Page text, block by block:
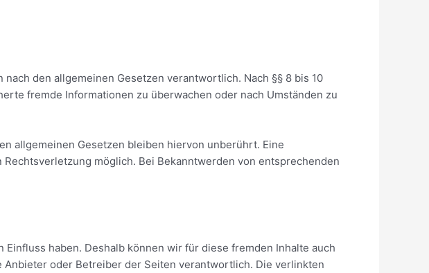
den allgemeinen Gesetzen verantwortlich. Nach §§ 8 bis 10
fremde Informationen zu überwachen oder nach Umständen zu
allgemeinen Gesetzen bleiben hiervon unberührt. Eine
möglich. Bei Bekanntwerden von entsprechenden
haben. Deshalb können wir für diese fremden Inhalte auch
oder Betreiber der Seiten verantwortlich. Die verlinkten